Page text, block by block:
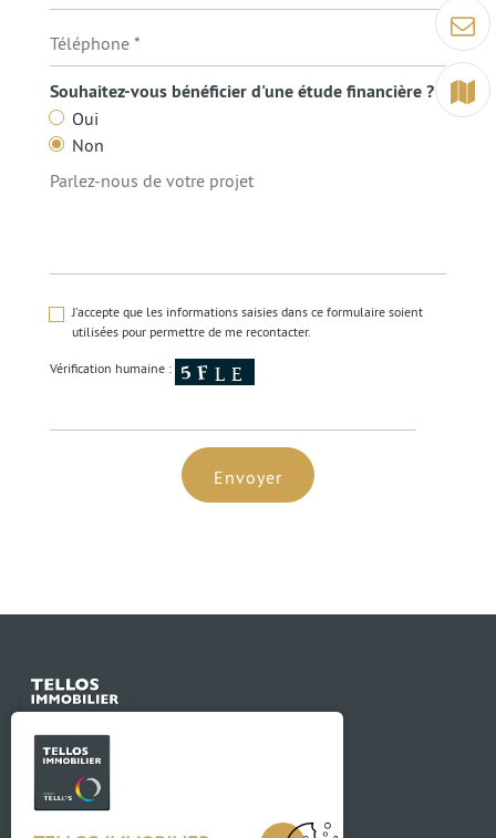
Contact
Terrain
Souhaitez-vous bénéficier d'une étude financière ?
Oui
Non
J'accepte que les informations saisies dans ce formulaire soient
utilisées pour permettre de me recontacter.
Vérification humaine :
Envoyer
Contact